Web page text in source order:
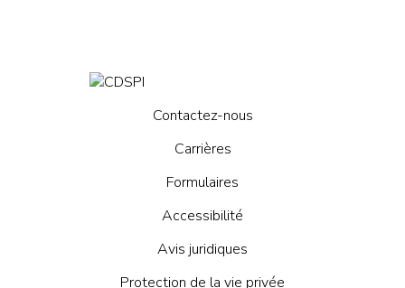
Contactez-nous
Carrières
Formulaires
Accessibilité
Avis juridiques
Protection de la vie privée